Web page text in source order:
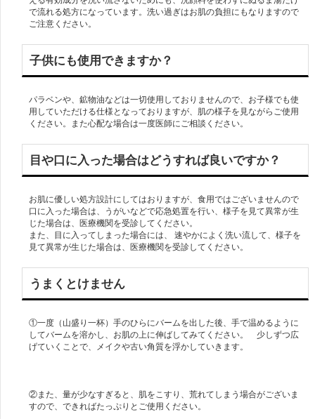
で流れる処方になっています。洗い過ぎはお肌の負担にもなりますので
ご注意ください。
子供にも使用できますか？
パラベンや、鉱物油などは一切使用しておりませんので、お子様でも使
用していただける仕様となっておりますが、肌の様子を見ながらご使用
目や口に入った場合はどうすれば良いですか？
お肌に優しい処方設計にしてはおりますが、食用ではございませんので
口に入った場合は、うがいなどで応急処置を行い、様子を見て異常が生
じた場合は、医療機関を受診してください。
また、目に入ってしまった場合には、 速やかによく洗い流して、様子を
見て異常が生じた場合は、医療機関を受診してください。
うまくとけません
①一度（山盛り一杯）手のひらにバームを出した後、手で温めるように
してバームを溶かし、お肌の上に伸ばしてみてください。 少しずつ広
げていくことで、メイクや古い角質を浮かしていきます。
②また、量が少なすぎると、肌をこすり、荒れてしまう場合がございま
すので、できればたっぷりとご使用ください。